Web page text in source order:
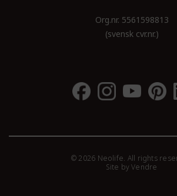
Org.nr. 5561598813
(svensk cvr.nr.)
© 2026 Neolife. All rights
Site byVendre